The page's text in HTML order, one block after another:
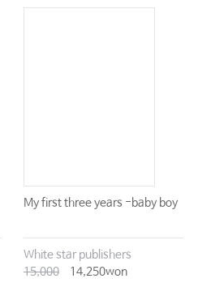
My first three years -baby boy
White star publishers
15,000
14,250won